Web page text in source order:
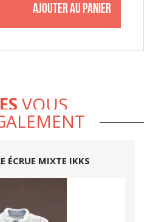
AJOUTER AU PANIER
VOUS
ÉCRUE MIXTE IKKS